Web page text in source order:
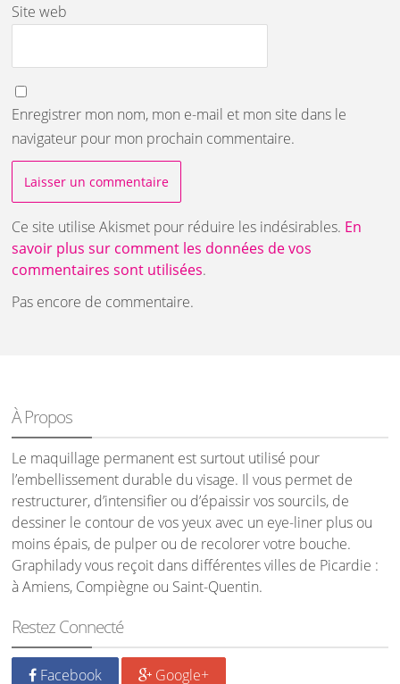
Site web
Enregistrer mon nom, mon e-mail et mon site dans le
navigateur pour mon prochain commentaire.
Ce site utilise Akismet pour réduire les indésirables. En
savoir plus sur comment les données de vos
commentaires sont utilisées.
Pas encore de commentaire.
À Propos
Le maquillage permanent est surtout utilisé pour
l’embellissement durable du visage. Il vous permet de
restructurer, d’intensifier ou d’épaissir vos sourcils, de
dessiner le contour de vos yeux avec un eye-liner plus ou
moins épais, de pulper ou de recolorer votre bouche.
Graphilady vous reçoit dans différentes villes de Picardie :
à Amiens, Compiègne ou Saint-Quentin.
Restez Connecté
Facebook Google+